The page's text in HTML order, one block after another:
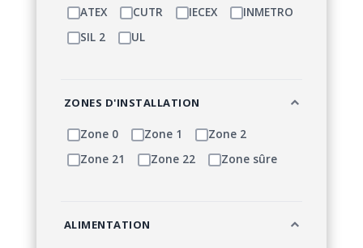
ATEX CUTR IECEX
INMETRO
SIL 2
UL
ZONES D'INSTALLATION
Zone 0 Zone 1
Zone 2
Zone 21
Zone 22 Zone sûre
ALIMENTATION